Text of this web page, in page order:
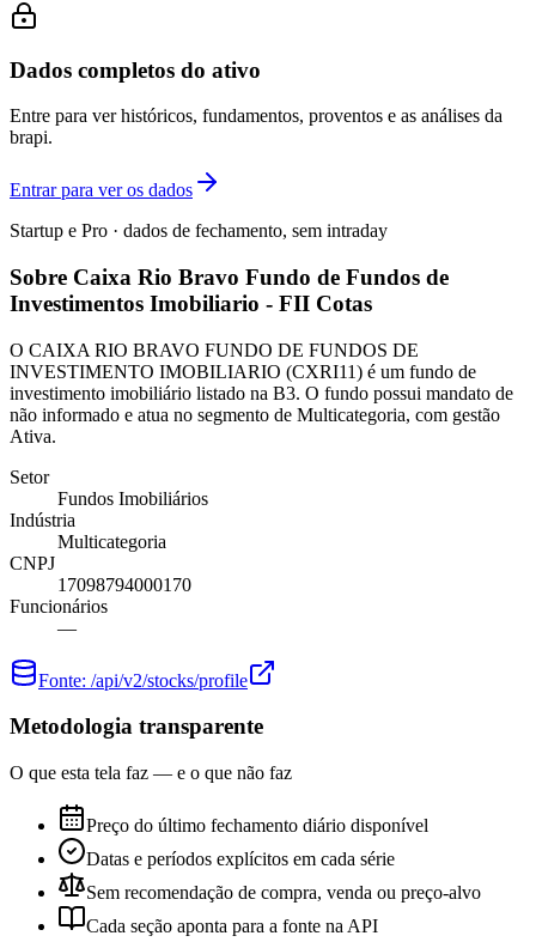
Dados completos do ativo
Entre para ver históricos, fundamentos, proventos e as análises da
brapi.
Entrar para ver os dados
Startup e Pro · dados de fechamento, sem intraday
Sobre Caixa Rio Bravo Fundo de Fundos de
Investimentos Imobiliario - FII Cotas
O CAIXA RIO BRAVO FUNDO DE FUNDOS DE
INVESTIMENTO IMOBILIARIO (CXRI11) é um fundo de
investimento imobiliário listado na B3. O fundo possui mandato de
não informado e atua no segmento de Multicategoria, com gestão
Ativa.
Setor
Fundos Imobiliários
Indústria
Multicategoria
CNPJ
17098794000170
Funcionários
—
Fonte: /api/v2/stocks/profile
Metodologia transparente
O que esta tela faz — e o que não faz
Preço do último fechamento diário disponível
Datas e períodos explícitos em cada série
Sem recomendação de compra, venda ou preço-alvo
Cada seção aponta para a fonte na API